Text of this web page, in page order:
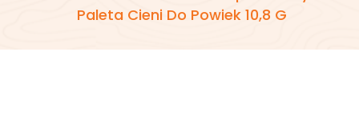
Paleta Cieni Do Powiek 10,8 G